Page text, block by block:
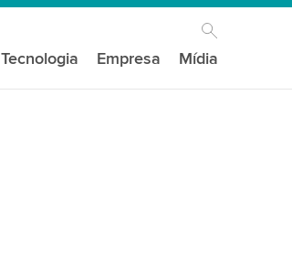
Tecnologia Empresa Mídia